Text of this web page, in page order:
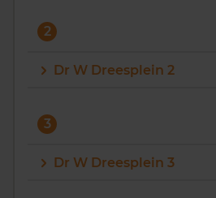
Vragen? Neem contact met ons op
088 220 4200
2
Dr W Dreesplein 2
3
Dr W Dreesplein 3